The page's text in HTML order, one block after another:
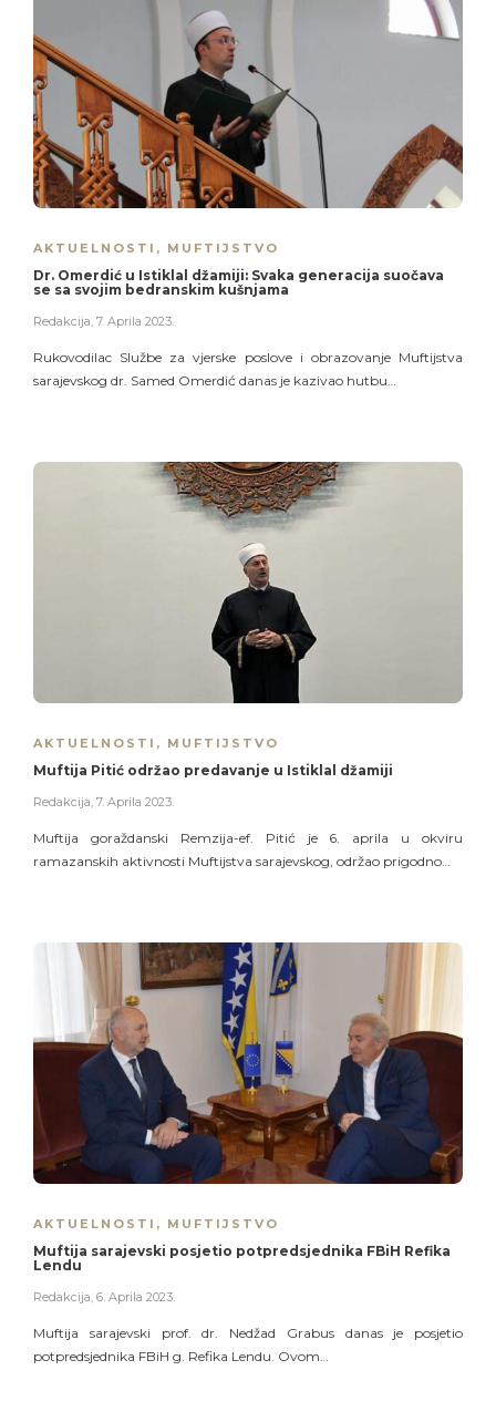
AKTUELNOSTI , MUFTIJSTVO
Dr. Omerdić u Istiklal džamiji: Svaka generacija suočava
se sa svojim bedranskim kušnjama
Redakcija 7. Aprila 2023.
Rukovodilac Službe za vjerske poslove i obrazovanje Muftijstva
sarajevskog dr. Samed Omerdić danas je kazivao hutbu…
AKTUELNOSTI , MUFTIJSTVO
Muftija Pitić održao predavanje u Istiklal džamiji
Redakcija, 7. Aprila 2023.
Muftija goraždanski Remzija-ef. Pitić je 6. aprila u okviru
ramazanskih aktivnosti Muftijstva sarajevskog, održao prigodno…
AKTUELNOSTI , MUFTIJSTVO
Muftija sarajevski posjetio potpredsjednika FBiH Refika
Lendu
Redakcija, 6. Aprila 2023.
Muftija sarajevski prof. dr. Nedžad Grabus danas je posjetio
potpredsjednika FBiH g. Refika Lendu. Ovom…